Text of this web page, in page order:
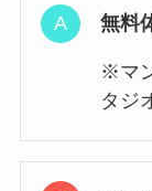
無料
※マ
タジ